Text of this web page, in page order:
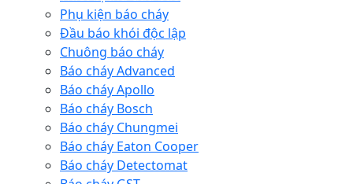
Phụ kiện báo cháy
Đầu báo khói độc lập
Chuông báo cháy
Báo cháy Advanced
Báo cháy Apollo
Báo cháy Bosch
Báo cháy Chungmei
Báo cháy Eaton Cooper
Báo cháy Detectomat